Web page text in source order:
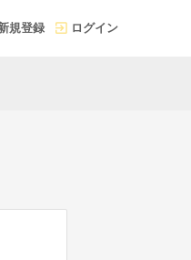
規登録 ログイン